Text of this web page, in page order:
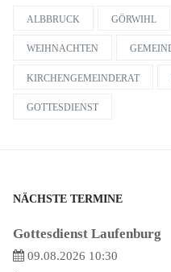
ALBBRUCK GÖRWIHL
WEIHNACHTEN
KIRCHENGEMEINDERAT
GOTTESDIENST
NÄCHSTE TERMINE
Gottesdienst Laufenburg
09.08.2026 10:30